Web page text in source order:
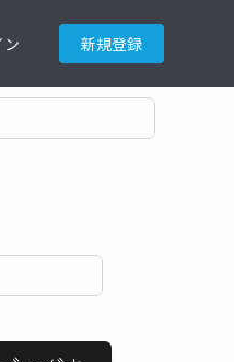
ン 新規登録